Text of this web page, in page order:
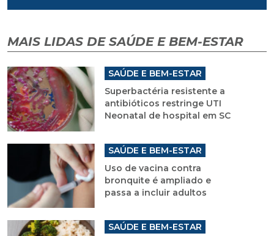
MAIS LIDAS DE SAÚDE E BEM-ESTAR
SAÚDE E BEM-ESTAR
Superbactéria resistente a
antibióticos restringe UTI
Neonatal de hospital em SC
SAÚDE E BEM-ESTAR
Uso de vacina contra
bronquite é ampliado e
passa a incluir adultos
SAÚDE E BEM-ESTAR